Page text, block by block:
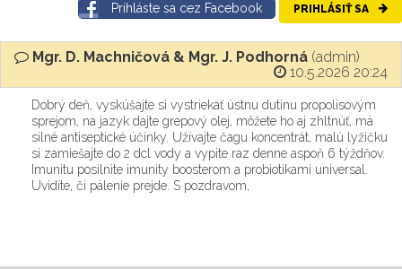
Prihláste sa cez Facebook
PRIHLÁSIŤ SA
Mgr. D. Machničová & Mgr. J. Podhorná (admin)
10.5.2026 20:24
Dobrý deň, vyskúšajte si vystriekať ústnu dutinu propolisovým
sprejom, na jazyk dajte grepový olej, môžete ho aj zhltnúť, má
silné antiseptické účinky. Užívajte čagu koncentrát, malú lyžičku
si zamiešajte do 2 dcl vody a vypite raz denne aspoň 6 týždňov.
Imunitu posilnite imunity boosterom a probiotikami universal.
Uvidíte, či pálenie prejde. S pozdravom,